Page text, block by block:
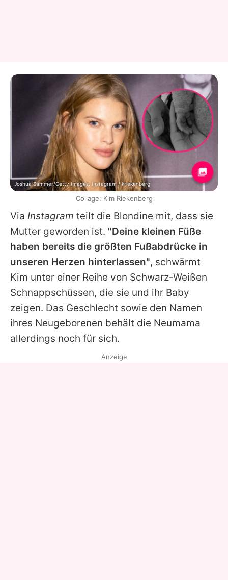
Via Instagram teilt die Blondine mit, dass sie
Mutter geworden ist. "Deine kleinen Füße
haben bereits die größten Fußabdrücke in
unseren Herzen hinterlassen", schwärmt
Kim unter einer Reihe von Schwarz-Weißen
Schnappschüssen, die sie und ihr Baby
zeigen. Das Geschlecht sowie den Namen
ihres Neugeborenen behält die Neumama
allerdings noch für sich.
Joshua Sammer/Getty Images, Instagram / kriekenberg
Collage: Kim Riekenberg
Anzeige